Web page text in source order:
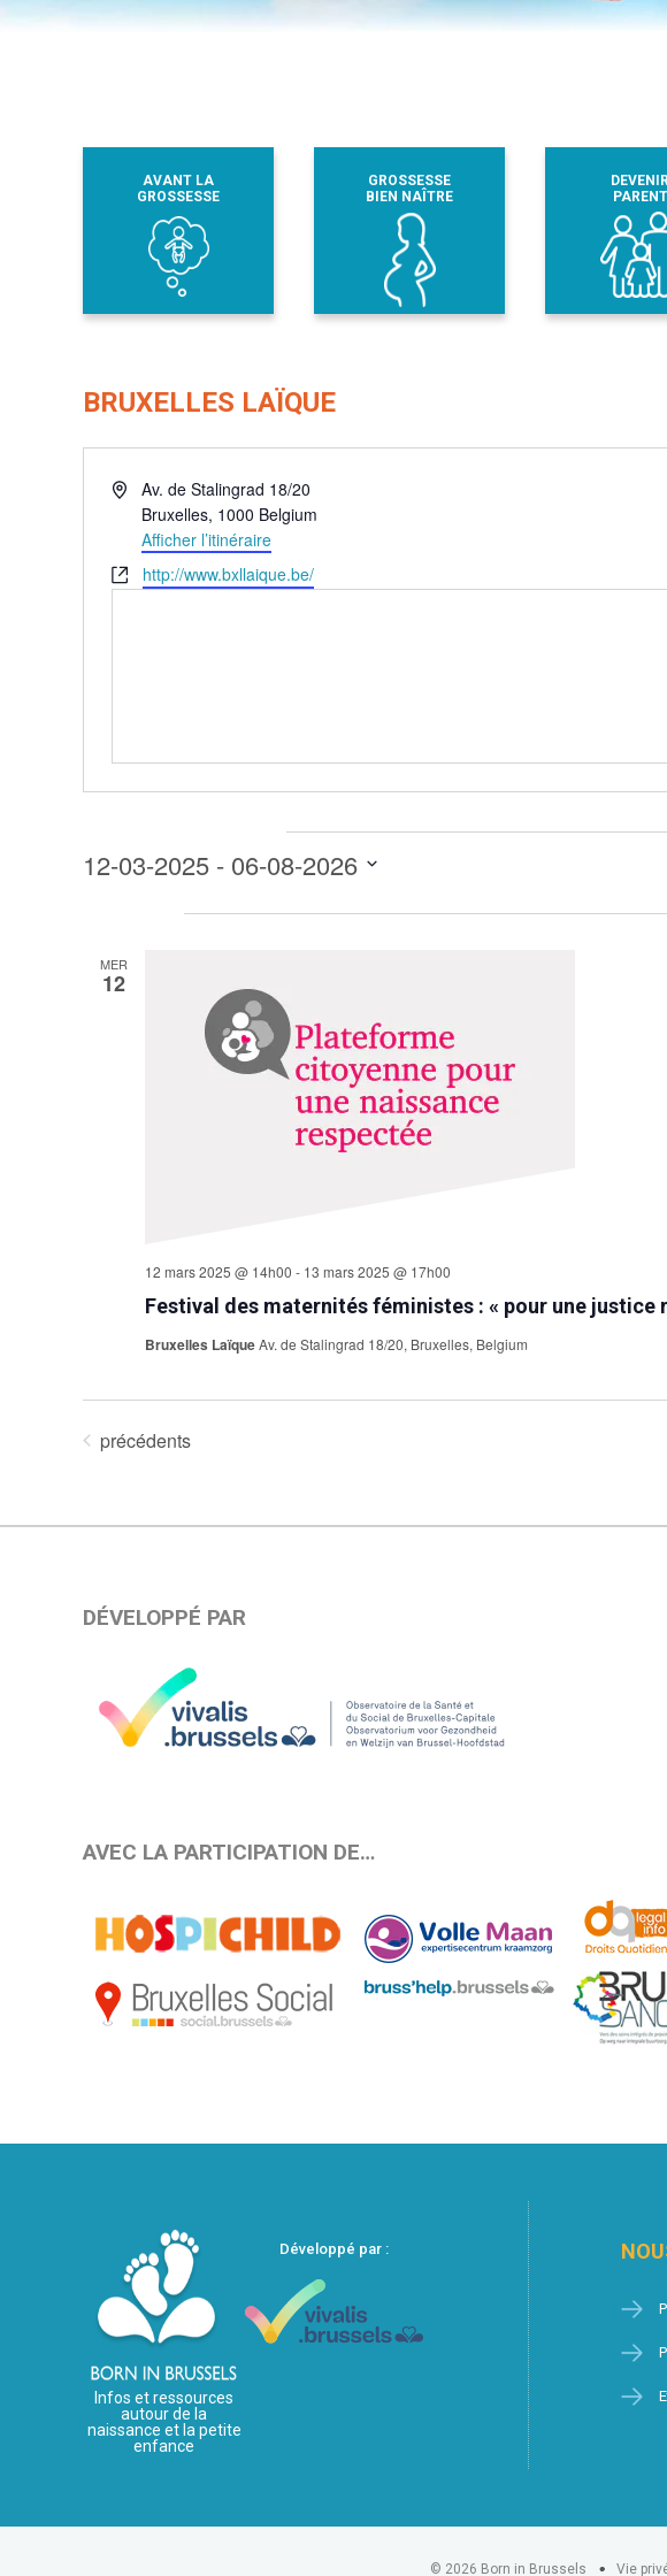
AVANT LA
GROSSESSE
GROSSESSE
BIEN NAÎTRE
DEVENIR
PARENT
BRUXELLES LAÏQUE
AdresseAv. de Stalingrad 18/20
Bruxelles, 1000 Belgium
Afficher l’itinéraire
Site
web
http://www.bxllaique.be/
12-03-2025 - 06-08-2026
MER
12
Festival des maternités féministes : « pour une justice
12 mars 2025 @ 14h00 - 13 mars 2025 @ 17h00
Bruxelles LaïqueAv. de Stalingrad 18/20, Bruxelles, Belgium
Évènements
précédents
DÉVELOPPÉ PAR
AVEC LA PARTICIPATION DE…
Infos et ressources
autour de la
naissance et la petite
enfance
Développé par :
© 2026 Born in Brussels Vie